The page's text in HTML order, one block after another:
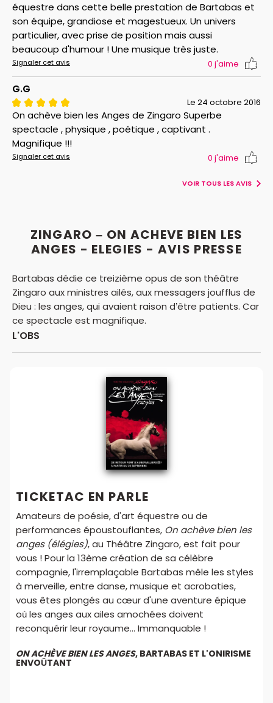
équestre dans cette belle prestation de Bartabas et
son équipe, grandiose et magestueux. Un univers
particulier, avec prise de position mais aussi
beaucoup d'humour ! Une musique très juste.
Signaler cet avis 0 j'aime
G.G
Le 24 octobre 2016
On achève bien les Anges de Zingaro Superbe
spectacle , physique , poétique , captivant .
Magnifique !!!
Signaler cet avis 0 j'aime
VOIR TOUS LES AVIS
ZINGARO – ON ACHEVE BIEN LES
ANGES - ELEGIES - AVIS PRESSE
Bartabas dédie ce treizième opus de son théâtre
Zingaro aux ministres ailés, aux messagers joufflus de
Dieu : les anges, qui avaient raison d’être patients. Car
ce spectacle est magnifique.
L'OBS
TICKETAC EN PARLE
Amateurs de poésie, d'art équestre ou de
performances époustouflantes, On achève bien les
anges (élégies), au Théâtre Zingaro, est fait pour
vous ! Pour la 13ème création de sa célèbre
compagnie, l'irremplaçable Bartabas mêle les styles
à merveille, entre danse, musique et acrobaties,
vous êtes plongés au cœur d'une aventure épique
où les anges aux ailes amochées doivent
reconquérir leur royaume... Immanquable !
ON ACHÈVE BIEN LES ANGES, BARTABAS ET L'ONIRISME
ENVOÛTANT